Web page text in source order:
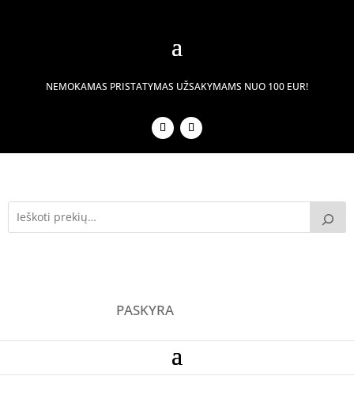
NEMOKAMAS PRISTATYMAS UŽSAKYMAMS NUO 100 EUR!
PASKYRA